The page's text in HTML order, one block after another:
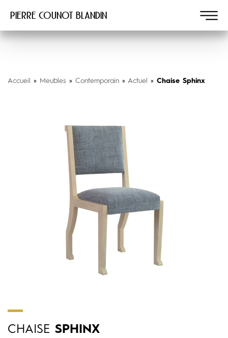
Pierre COUNOT BLANDIN
Accueil » Meubles » Contemporain » Actuel » Chaise Sphinx
CHAISE SPHINX